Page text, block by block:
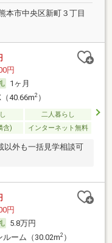
本市中央区新町３丁目
円
1ヶ月
40.66m2）
二人暮らし
含) インターネット無料
以外も一括見学相談可
円
5.8万円
ルーム（30.02m2）